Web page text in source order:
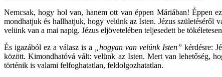
Nemcsak, hogy hol van, hanem ott van éppen Máriában! Éppen
mondhatjuk és hallhatjuk, hogy velünk az Isten. Jézus születéséről
velünk van a mai napig. Jézus eljövetelében teljesedett be
És igazából ez a válasz is a
„hogyan van velünk Isten” kérdésre:
között. Kimondhatóvá vált: velünk az Isten. Mert van lehetőség,
történik is valami felfoghatatlan, feldolgozhatatlan.